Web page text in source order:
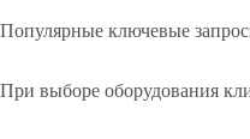
Популярные ключевые
При выборе оборудования